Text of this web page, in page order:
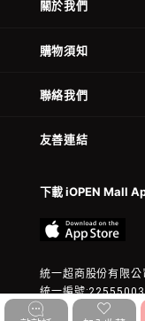
關於我們
購物須知
聯絡我們
友善連結
下載 iOPEN Mall
統一超商股份有限
統一編號:22555003
© 2023 President